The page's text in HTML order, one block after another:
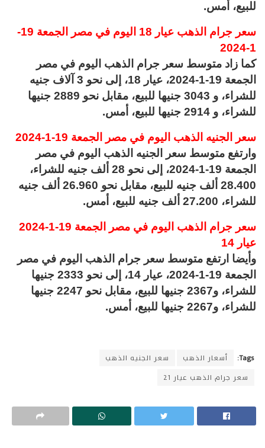
للبيع، أمس.
سعر جرام الذهب عيار 18 اليوم في مصر الجمعة 19-
1-2024
كما زاد متوسط سعر جرام الذهب اليوم في مصر
الجمعة 19-1-2024، عيار 18، إلى نحو 3 آلاف جنيه
للشراء، و 3043 جنيها للبيع، مقابل نحو 2889 جنيها
للشراء، و 2914 جنيها للبيع، أمس.
سعر الجنيه الذهب اليوم في مصر الجمعة 19-1-2024
وارتفع متوسط سعر الجنيه الذهب اليوم في مصر
الجمعة 19-1-2024، إلى نحو 28 ألف جنيه للشراء،
28.400 ألف جنيه للبيع، مقابل نحو 26.960 ألف جنيه
للشراء، 27.200 ألف جنيه للبيع، أمس.
سعر جرام الذهب اليوم في مصر الجمعة 19-1-2024
عيار 14
وأيضا ارتفع متوسط سعر جرام الذهب اليوم في مصر
الجمعة 19-1-2024، عيار 14، إلى نحو 2333 جنيها
للشراء، و2367 جنيها للبيع، مقابل نحو 2247 جنيها
للشراء، و2267 جنيها للبيع، أمس.
Tags: أسعار الذهب
سعر الجنيه الذهب
سعر جرام الذهب عيار 21